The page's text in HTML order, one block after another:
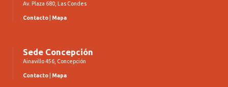
Av. Plaza 680, Las Condes
Contacto Mapa
Sede Concepción
Ainavillo 456, Concepción
Contacto Mapa